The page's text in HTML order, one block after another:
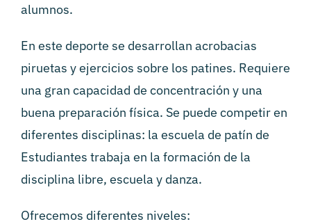
alumnos.
En este deporte se desarrollan acrobacias
piruetas y ejercicios sobre los patines. Requiere
una gran capacidad de concentración y una
buena preparación física. Se puede competir en
diferentes disciplinas: la escuela de patín de
Estudiantes trabaja en la formación de la
disciplina libre, escuela y danza.
Ofrecemos diferentes niveles: